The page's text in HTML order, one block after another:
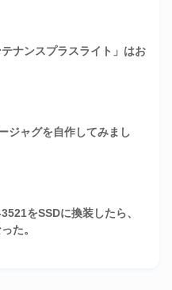
ナンスプラスライト」はお
ジャグを自作してみまし
をSSDに換装したら、
た。